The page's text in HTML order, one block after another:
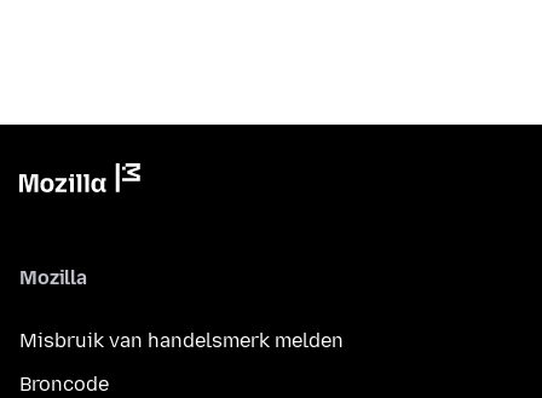
Mozilla
Misbruik van handelsmerk melden
Broncode